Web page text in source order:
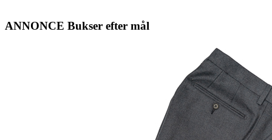
ANNONCE Bukser efter mål